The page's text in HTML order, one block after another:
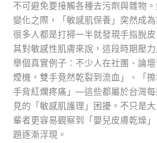
不可避免要接觸各種去污劑與雜物
變化之際，「敏感肌保養」突然成
很多人都是打掃一半就發現手指脫
其對敏感性肌膚來說，這段時期壓力
舉個真實例子：不少人在社團、論
煙機，雙手竟然乾裂到流血」、「
手背紅爛疼痛」—這些都屬於台灣
見的「敏感肌護理」困擾。不只是
輩者更容易觀察到「嬰兒皮膚乾燥
題逐漸浮現。